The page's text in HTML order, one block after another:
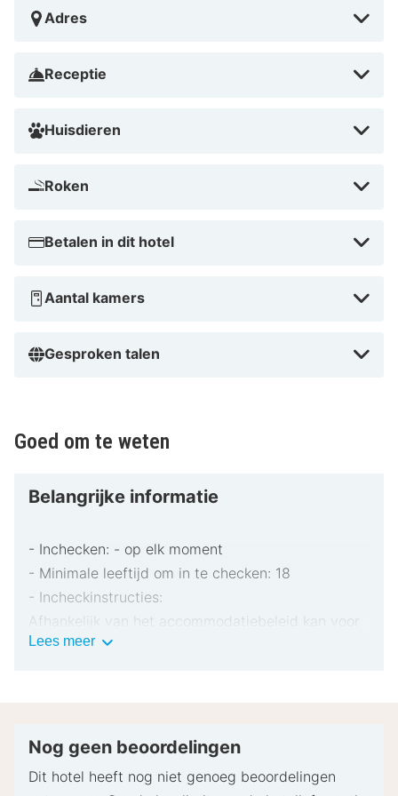
luchthaven voor B&B HOTEL Mons Centre is Charleroi
Met een verblijf bij B&B HOTEL Mons Centre bevind je
Mundaneum en op 7 min. lopen van Royal Theatre. Dit
hotel ligt op 18,9 km van Paira Daiza-dierentuin en op
Adres
Receptie
Huisdieren
Roken
Betalen in dit hotel
Aantal kamers
Gesproken talen
Goed om te weten
Belangrijke informatie
- Inchecken: - op elk moment
- Minimale leeftijd om in te checken: 18
- Incheckinstructies:
Afhankelijk van het accommodatiebeleid kan voor
extra personen een toeslag in rekening worden
pinpas of borgsom in contanten te verstrekken
Speciale verzoeken worden onder voorbehoud van
Lees meerBelangrijke
Nog geen beoordelingen
Dit hotel heeft nog niet genoeg beoordelingen